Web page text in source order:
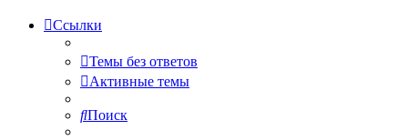
Ссылки
Темы без ответов
Активные темы
Поиск